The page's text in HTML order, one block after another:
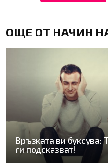
ОЩЕ ОТ НАЧИН
Връзката ви буксува:
ги подсказват!